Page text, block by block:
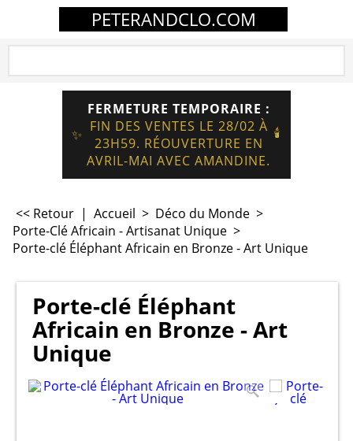
PETERANDCLO.COM
✨
FERMETURE TEMPORAIRE :
FIN DES VENTES LE 28/02 À
23H59. RÉOUVERTURE EN
AVRIL-MAI AVEC AMANDINE.
🕯️
<< Retour | Accueil > Déco du Monde >
Porte-Clé Africain - Artisanat Unique >
Porte-clé Éléphant Africain en Bronze - Art Unique
Porte-clé Éléphant
Africain en Bronze - Art
Unique